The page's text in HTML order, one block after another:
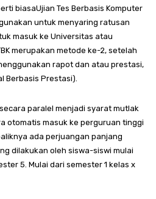
biasaUjian Tes Berbasis Komputer
untuk menyaring ratusan
masuk ke Universitas atau
merupakan metode ke-2, setelah
rapot dan atau prestasi,
Berbasis Prestasi).
paralel menjadi syarat mutlak
otomatis masuk ke perguruan tinggi
ada perjuangan panjang
dilakukan oleh siswa-siswi mulai
5. Mulai dari semester 1 kelas x